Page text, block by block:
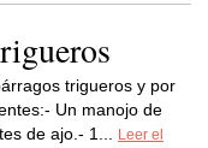
trigueros y por
Un manojo de
de ajo.- 1...
Leer el